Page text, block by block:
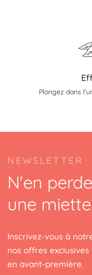
Plongez dans
NEWSLETTER
N'en
une
Inscrivez-vous à
nos offres
en avant-première.